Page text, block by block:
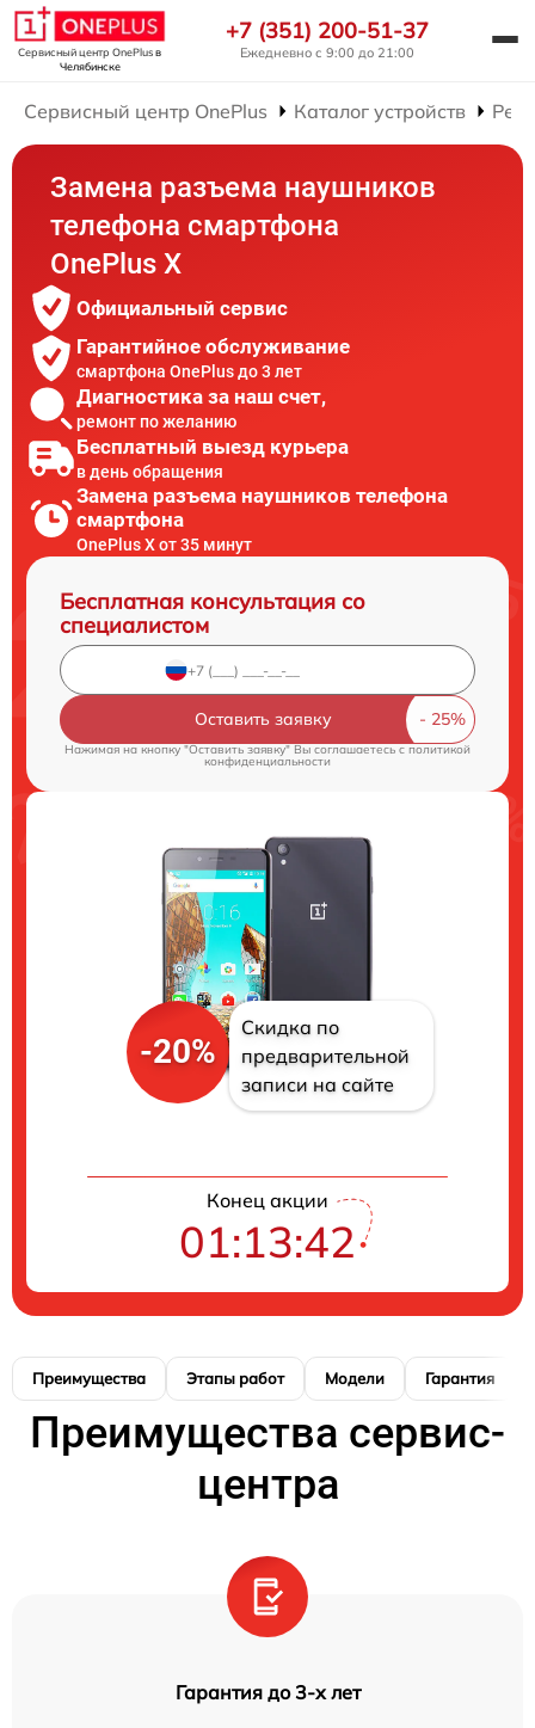
Сервисный центр OnePlusв
Челябинске
+7 (351) 200-51-37
Ежедневно с 9:00 до 21:00
Сервисный центр OnePlus Каталог устройств
Замена разъема наушников
телефона смартфона
OnePlus X
Официальный сервис
Гарантийное обслуживание
смартфона OnePlus до 3 лет
Диагностика за наш счет,
ремонт по желанию
Бесплатный выезд курьера
в день обращения
Замена разъема наушников телефона
смартфона
OnePlus X от 35 минут
Бесплатная консультация со
специалистом
Оставить заявку
Нажимая на кнопку "Оставить заявку" Вы соглашаетесь c политикой
конфиденциальности
-20%
Скидка по
предварительной
записи на сайте
Конец акции
01:13:41
Преимущества Этапы работ Модели Гарантия
Преимущества сервис-
центра
Гарантия до 3-х лет